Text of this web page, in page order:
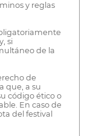
y reglas
si
de la
de
que, a su
código ético o
En caso de
del festival